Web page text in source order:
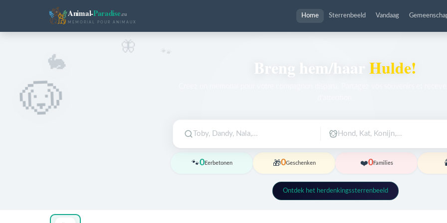
Animal-Paradise .eu
MEMORIAL POUR ANIMAUX
Home Sterrenbeeld Vandaag
🐶
🐇
🦋
Breng hem/haar Hulde!
🐾0Eerbetonen 🎁0Geschenken ❤️0Families
Ontdek het herdenkingssterrenbeeld